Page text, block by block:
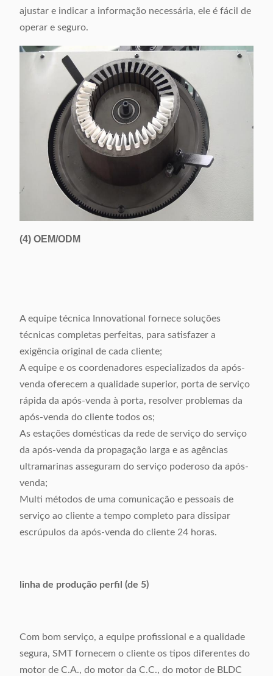
ajustar e indicar a informação necessária, ele é fácil de
operar e seguro.
(4) OEM/ODM
A equipe técnica Innovational fornece soluções
técnicas completas perfeitas, para satisfazer a
exigência original de cada cliente;
A equipe e os coordenadores especializados da após-
venda oferecem a qualidade superior, porta de serviço
rápida da após-venda à porta, resolver problemas da
após-venda do cliente todos os;
As estações domésticas da rede de serviço do serviço
da após-venda da propagação larga e as agências
ultramarinas asseguram do serviço poderoso da após-
venda;
Multi métodos de uma comunicação e pessoais de
serviço ao cliente a tempo completo para dissipar
escrúpulos da após-venda do cliente 24 horas.
linha de produção perfil (de 5)
Com bom serviço, a equipe profissional e a qualidade
segura, SMT fornecem o cliente os tipos diferentes do
motor de C.A., do motor da C.C., do motor de BLDC